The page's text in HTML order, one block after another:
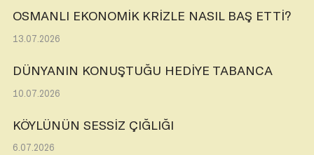
OSMANLI EKONOMİK KRİZLE NASIL BAŞ ETTİ?
13.07.2026
DÜNYANIN KONUŞTUĞU HEDİYE TABANCA
10.07.2026
KÖYLÜNÜN SESSİZ ÇIĞLIĞI
6.07.2026